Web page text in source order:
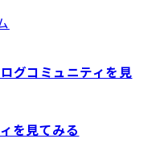
グコミュニティを見
を見てみる